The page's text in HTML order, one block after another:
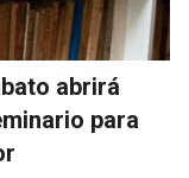
abrirá
para